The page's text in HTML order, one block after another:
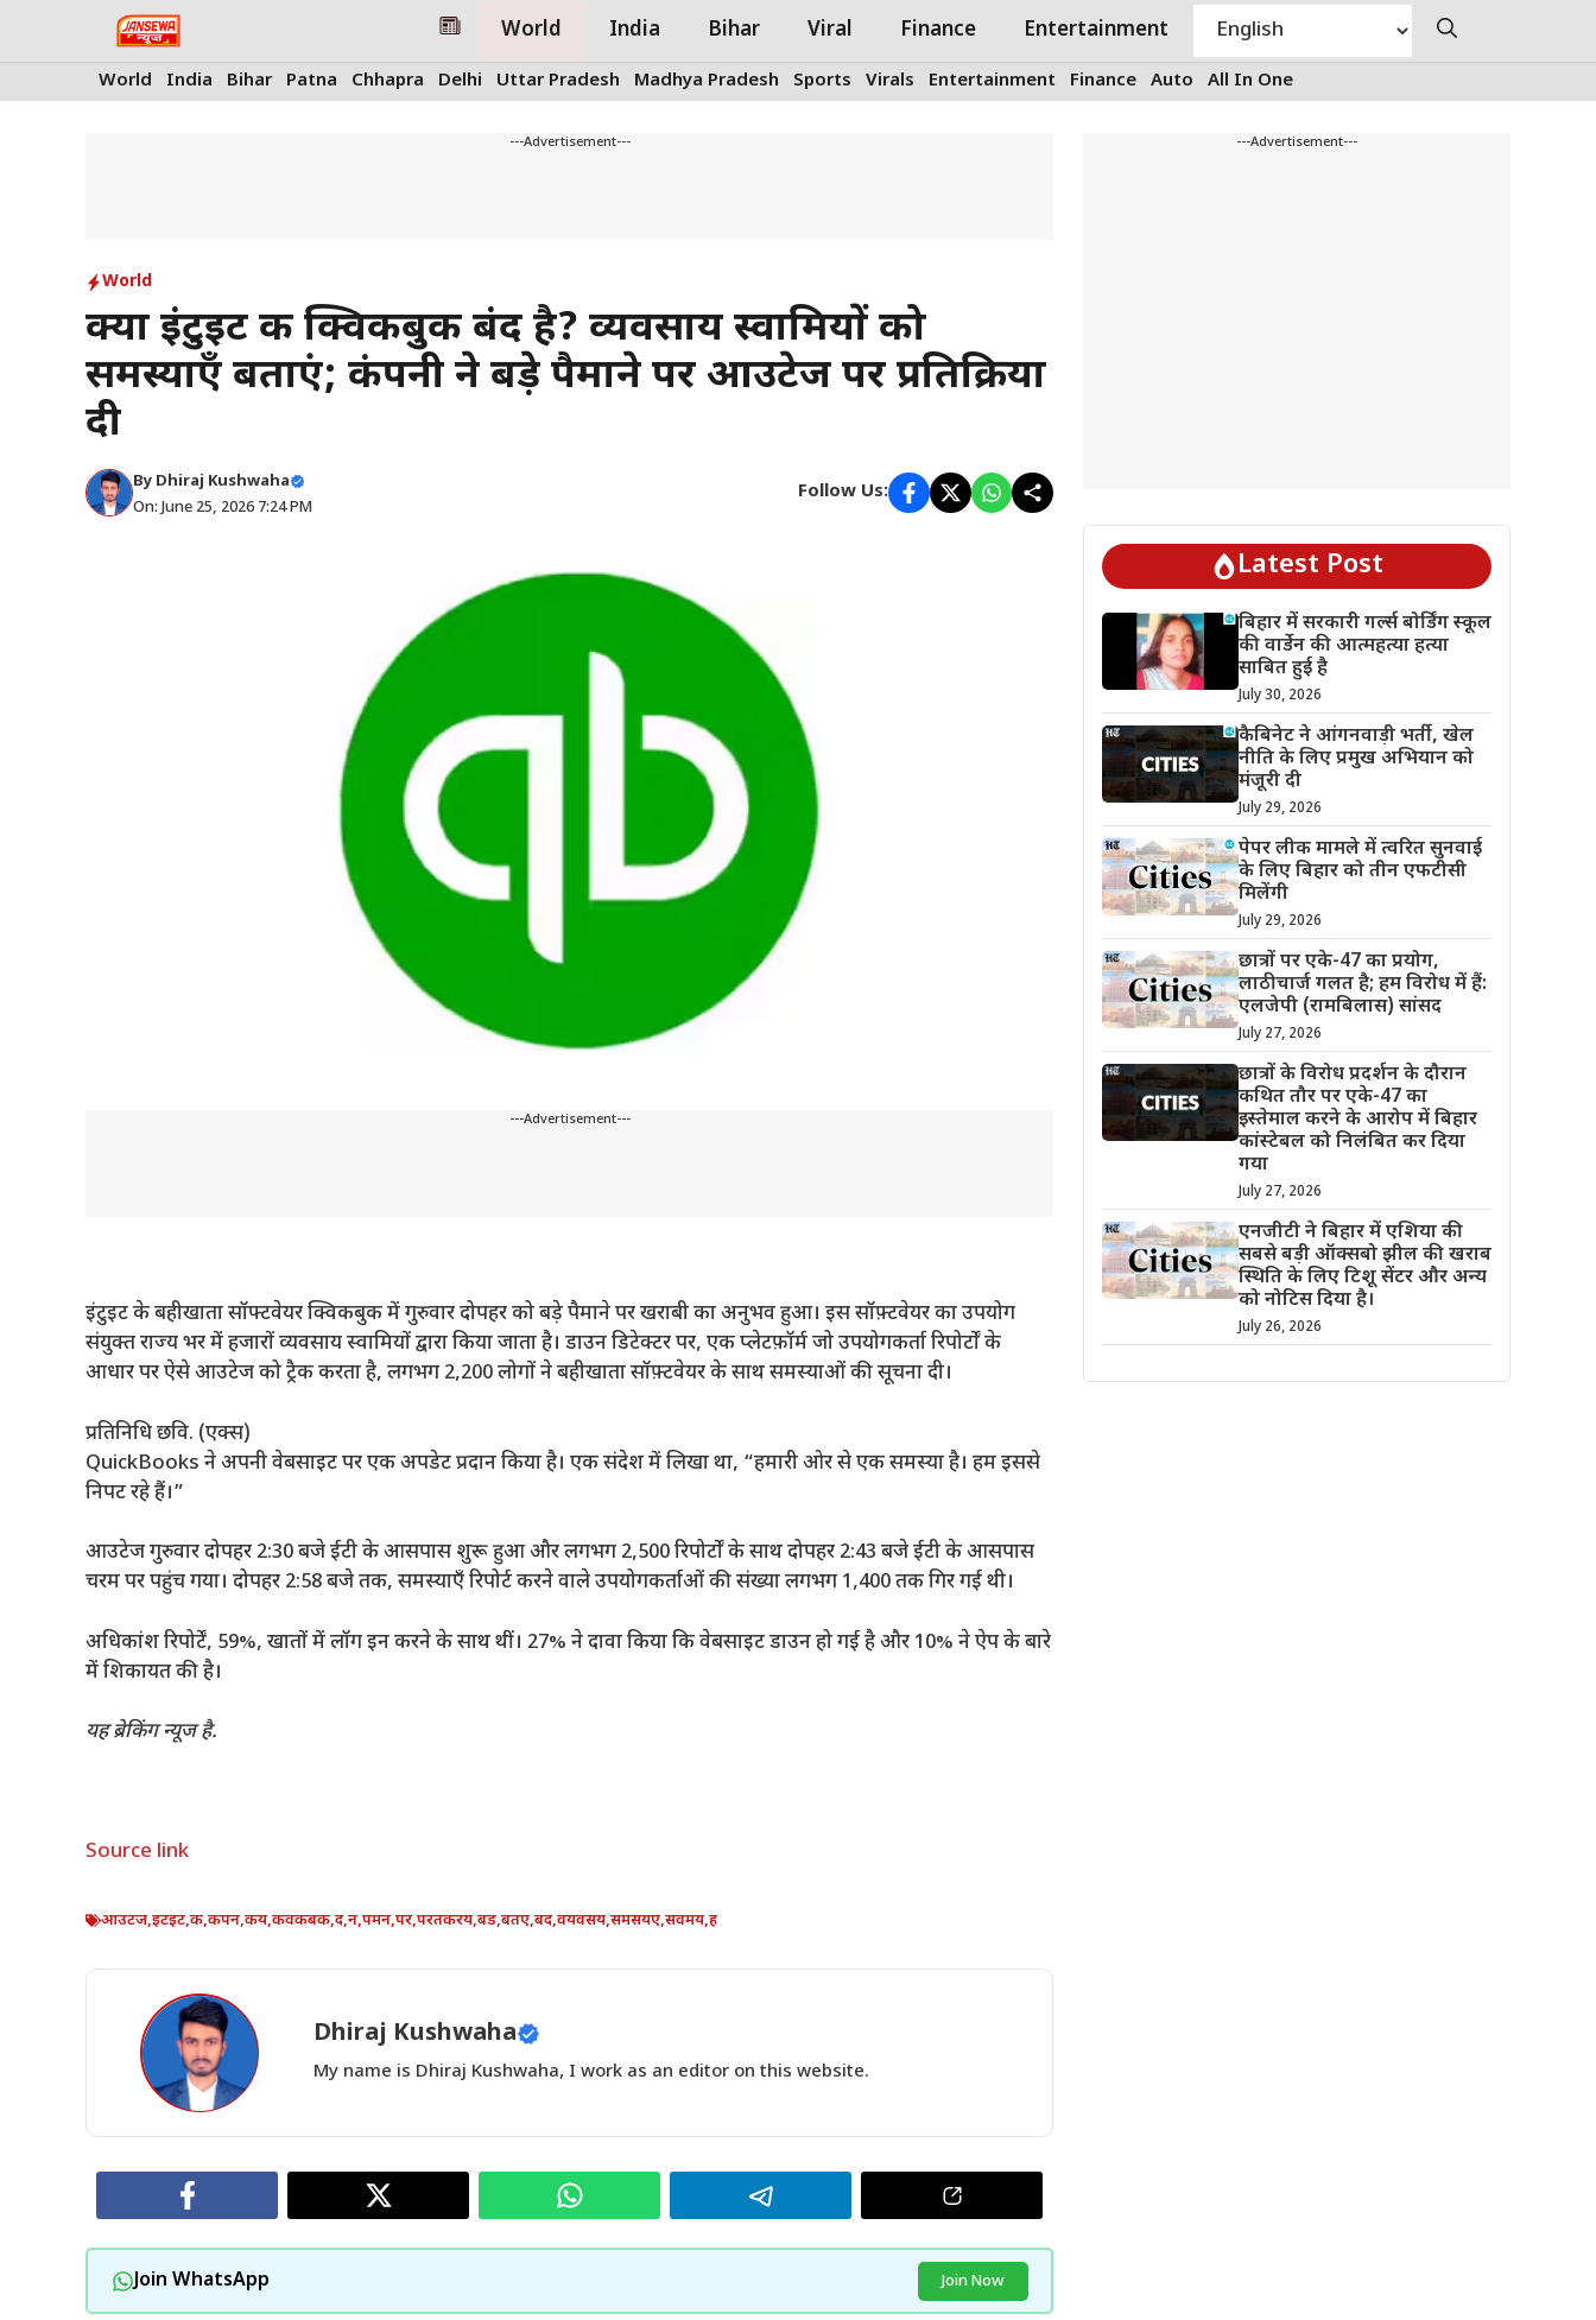
World India Bihar Viral Finance Entertainment
World India Bihar Patna Chhapra Delhi Uttar Pradesh Madhya Pradesh Sports Virals Entertainment Finance Auto All In One
---Advertisement---
World
क्या इंटुइट की क्विकबुक बंद है? व्यवसाय स्वामियों को
समस्याएँ बताएं; कंपनी ने बड़े पैमाने पर आउटेज पर प्रतिक्रिया
दी
By Dhiraj Kushwaha
On: June 25, 2026 7:24 PM
Follow Us:
---Advertisement---
इंटुइट के बहीखाता सॉफ्टवेयर क्विकबुक में गुरुवार दोपहर को बड़े पैमाने पर खराबी का अनुभव हुआ। इस सॉफ़्टवेयर का उपयोग
संयुक्त राज्य भर में हजारों व्यवसाय स्वामियों द्वारा किया जाता है। डाउन डिटेक्टर पर, एक प्लेटफ़ॉर्म जो उपयोगकर्ता रिपोर्टों के
आधार पर ऐसे आउटेज को ट्रैक करता है, लगभग 2,200 लोगों ने बहीखाता सॉफ़्टवेयर के साथ समस्याओं की सूचना दी।
प्रतिनिधि छवि. (एक्स)
QuickBooks ने अपनी वेबसाइट पर एक अपडेट प्रदान किया है। एक संदेश में लिखा था, “हमारी ओर से एक समस्या है। हम इससे
निपट रहे हैं।”
आउटेज गुरुवार दोपहर 2:30 बजे ईटी के आसपास शुरू हुआ और लगभग 2,500 रिपोर्टों के साथ दोपहर 2:43 बजे ईटी के आसपास
चरम पर पहुंच गया। दोपहर 2:58 बजे तक, समस्याएँ रिपोर्ट करने वाले उपयोगकर्ताओं की संख्या लगभग 1,400 तक गिर गई थी।
अधिकांश रिपोर्टें, 59%, खातों में लॉग इन करने के साथ थीं। 27% ने दावा किया कि वेबसाइट डाउन हो गई है और 10% ने ऐप के बारे
में शिकायत की है।
यह ब्रेकिंग न्यूज है.
Source link
आउटज,इटइट,क,कपन,कय,कवकबक,द,न,पमन,पर,परतकरय,बड,बतए,बद,वयवसय,समसयए,सवमय,ह
Dhiraj Kushwaha
My name is Dhiraj Kushwaha, I work as an editor on this website.
Join WhatsApp Join Now
---Advertisement---
Latest Post
बिहार में सरकारी गर्ल्स बोर्डिंग स्कूल
की वार्डेन की आत्महत्या हत्या
साबित हुई है
July 30, 2026
कैबिनेट ने आंगनवाड़ी भर्ती, खेल
नीति के लिए प्रमुख अभियान को
मंजूरी दी
July 29, 2026
पेपर लीक मामले में त्वरित सुनवाई
के लिए बिहार को तीन एफटीसी
मिलेंगी
July 29, 2026
छात्रों पर एके-47 का प्रयोग,
लाठीचार्ज गलत है; हम विरोध में हैं:
एलजेपी (रामबिलास) सांसद
July 27, 2026
छात्रों के विरोध प्रदर्शन के दौरान
कथित तौर पर एके-47 का
इस्तेमाल करने के आरोप में बिहार
कांस्टेबल को निलंबित कर दिया
गया
July 27, 2026
एनजीटी ने बिहार में एशिया की
सबसे बड़ी ऑक्सबो झील की खराब
स्थिति के लिए टिशू सेंटर और अन्य
को नोटिस दिया है।
July 26, 2026